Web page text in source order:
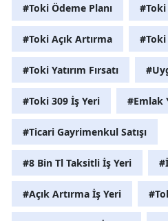
#Toki Ödeme Planı #Toki
#Toki Açık Artırma #Toki
#Toki Yatırım Fırsatı
#Toki 309 İş Yeri #Emlak
#Ticari Gayrimenkul Satışı
#8 Bin Tl Taksitli İş Yeri
#Açık Artırma İş Yeri